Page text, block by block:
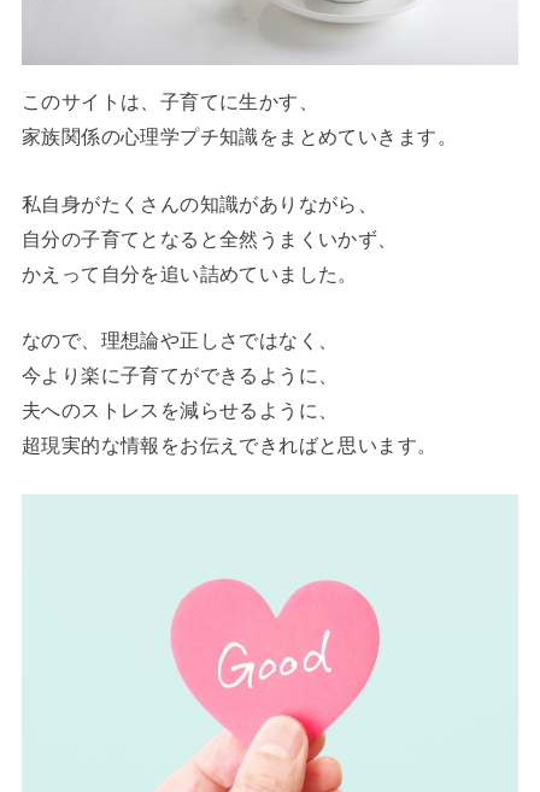
このサイトは、子育てに生かす、
家族関係の心理学プチ知識をまとめていきます。
私自身がたくさんの知識がありながら、
自分の子育てとなると全然うまくいかず、
かえって自分を追い詰めていました。
なので、理想論や正しさではなく、
今より楽に子育てができるように、
夫へのストレスを減らせるように、
超現実的な情報をお伝えできればと思います。